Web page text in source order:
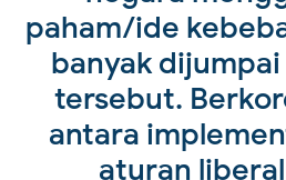
paham/ide
banyak
tersebut.
antara
aturan